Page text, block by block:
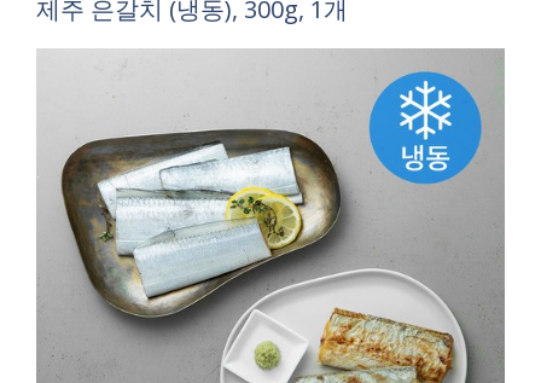
제주 은갈치 (냉동), 300g, 1개